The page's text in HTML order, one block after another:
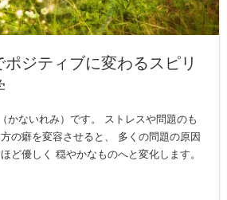
ジティブに変わるスピリ
ないれみ）です。 ストレスや問題のも
の癖を変容させると、 多くの問題の原因
ど優しく 穏やかなものへと変化します。